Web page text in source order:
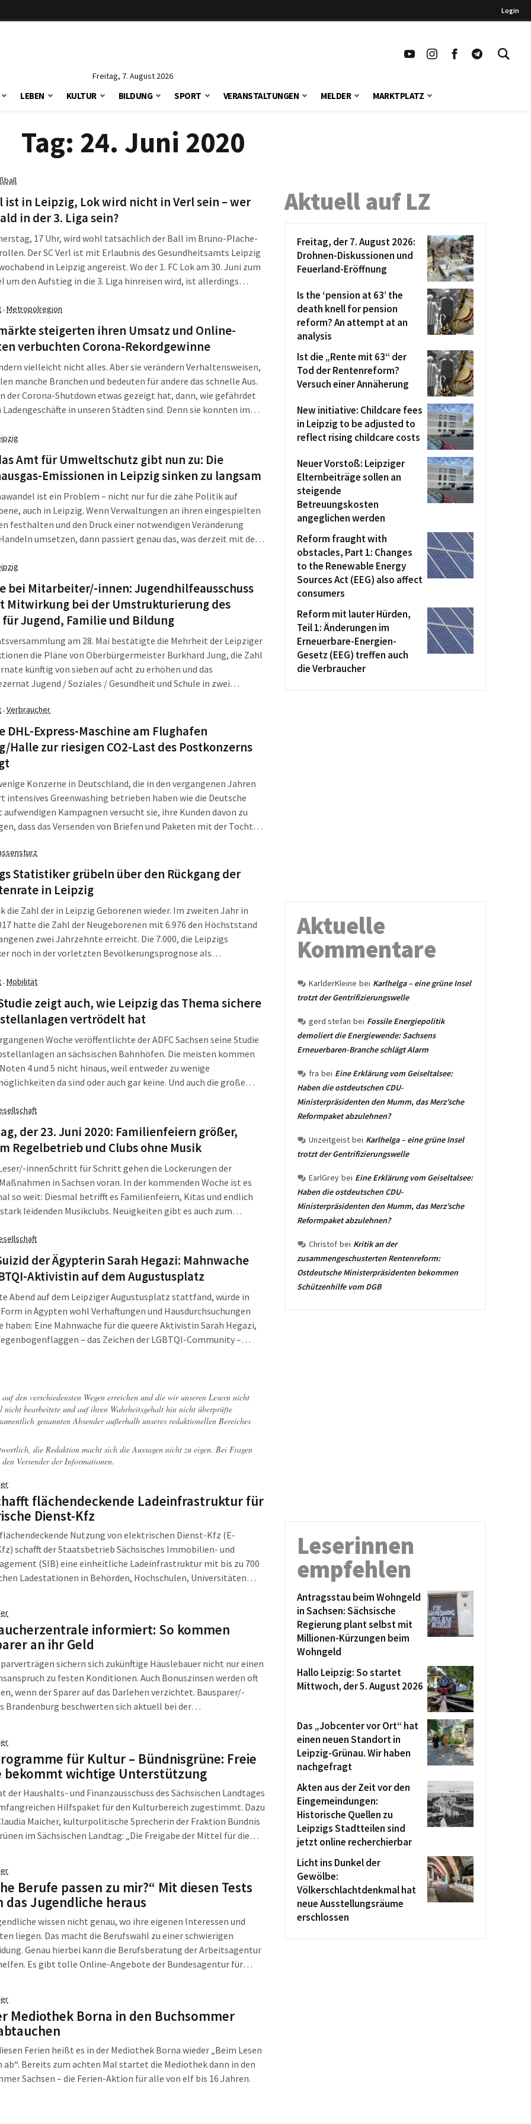
Login
Freitag, 7. August 2026
LEBEN KULTUR BILDUNG SPORT VERANSTALTUNGEN MELDER MARKTPLATZ
Tag: 24. Juni 2020
ist in Leipzig, Lok wird nicht in Verl sein – wer
in der 3. Liga sein?
17 Uhr, wird wohl tatsächlich der Ball im Bruno-Plache-
Der SC Verl ist mit Erlaubnis des Gesundheitsamts Leipzig
in Leipzig angereist. Wo der 1. FC Lok am 30. Juni zum
um den Aufstieg in die 3. Liga hinreisen wird, ist allerdings
Riegel vorgeschoben. Mehrere Optionen scheinen möglich,
kompliziert - wie auch die Frage, wer wohl die besseren Karten
hat.
· Metropolregion
steigerten ihren Umsatz und Online-
verbuchten Corona-Rekordgewinne
vielleicht nicht alles. Aber sie verändern Verhaltensweisen,
manche Branchen und bedeuten für andere das schnelle Aus.
der Corona-Shutdown etwas gezeigt hat, dann, wie gefährdet
in unseren Städten sind. Denn sie konnten im
der Gigant unter den Online-Händlern – er bekam noch mehr
Amt für Umweltschutz gibt nun zu: Die
Emissionen in Leipzig sinken zu langsam
ist ein Problem – nicht nur für die zähe Politik auf
auch in Leipzig. Wenn Verwaltungen an ihren eingespielten
festhalten und den Druck einer notwendigen Veränderung
umsetzen, dann passiert genau das, was derzeit mit der
ihre selbst gesetzten Ziele nicht. Und auch das Sofortpaket
Jung gegen den Klimanotstand hilft nicht die Bohne.
bei Mitarbeiter/-innen: Jugendhilfeausschuss
Mitwirkung bei der Umstrukturierung des
für Jugend, Familie und Bildung
am 28. Mai bestätigte die Mehrheit der Leipziger
die Pläne von Oberbürgermeister Burkhard Jung, die Zahl
künftig von sieben auf acht zu erhöhen und das
und Schule in zwei
und Bildung aufgeteilt wird, dazu gibt es unterschiedliche
zwischen Jugendhilfeausschuss und Verwaltung. Da knistert es
richtig.
· Verbraucher
DHL-Express-Maschine am Flughafen
Halle zur riesigen CO2-Last des Postkonzerns
Konzerne in Deutschland, die in den vergangenen Jahren
intensives Greenwashing betrieben haben wie die Deutsche
aufwendigen Kampagnen versucht sie, ihre Kunden davon zu
dass das Versenden von Briefen und Paketen mit der Tochter
mal die Mühe gemacht, die Reiseroute einiger bestellter
zu verfolgen. Und da spielte der Flughafen Leipzig/Halle eine
überraschende Rolle.
Statistiker grübeln über den Rückgang der
in Leipzig
die Zahl der in Leipzig Geborenen wieder. Im zweiten Jahr in
hatte die Zahl der Neugeborenen mit 6.976 den Höchststand
zwei Jahrzehnte erreicht. Die 7.000, die Leipzigs
noch in der vorletzten Bevölkerungsprognose als
des Amtes für Statistik und Wahlen, verblüfft. Denn die Zahl der
geburtsfähigen Alter war so hoch wie lange nicht.
· Mobilität
zeigt auch, wie Leipzig das Thema sichere
vertrödelt hat
Woche veröffentlichte der ADFC Sachsen seine Studie
an sächsischen Bahnhöfen. Die meisten kommen
4 und 5 nicht hinaus, weil entweder zu wenige
da sind oder auch gar keine. Und auch die große
noch einmal extra herausgearbeitet.
der 23. Juni 2020: Familienfeiern größer,
Regelbetrieb und Clubs ohne Musik
innenSchritt für Schritt gehen die Lockerungen der
in Sachsen voran. In der kommenden Woche ist es
so weit: Diesmal betrifft es Familienfeiern, Kitas und endlich
leidenden Musikclubs. Neuigkeiten gibt es auch zum
Die L-IZ fasst zusammen, was am Dienstag, den 23. Juni
und Sachsen wichtig war.
der Ägypterin Sarah Hegazi: Mahnwache
Aktivistin auf dem Augustusplatz
Abend auf dem Leipziger Augustusplatz stattfand, würde in
in Ägypten wohl Verhaftungen und Hausdurchsuchungen
haben: Eine Mahnwache für die queere Aktivistin Sarah Hegazi,
– das Zeichen der LGBTQI-Community –
den verschiedensten Wegen erreichen und die wir unseren Lesern nicht
bearbeitete und auf ihren Wahrheitsgehalt hin nicht überprüfte
genannten Absender außerhalb unseres redaktionellen Bereiches
die Redaktion macht sich die Aussagen nicht zu eigen. Bei Fragen
Versender der Informationen.
flächendeckende Ladeinfrastruktur für
Dienst-Kfz
Nutzung von elektrischen Dienst-Kfz (E-
schafft der Staatsbetrieb Sächsisches Immobilien- und
(SIB) eine einheitliche Ladeinfrastruktur mit bis zu 700
Ladestationen in Behörden, Hochschulen, Universitäten
informiert: So kommen
an ihr Geld
sichern sich zukünftige Häuslebauer nicht nur einen
zu festen Konditionen. Auch Bonuszinsen werden oft
wenn der Sparer auf das Darlehen verzichtet. Bausparer/-
Brandenburg beschwerten sich aktuell bei der
innen tun können.
für Kultur – Bündnisgrüne: Freie
bekommt wichtige Unterstützung
der Haushalts- und Finanzausschuss des Sächsischen Landtages
Hilfspaket für den Kulturbereich zugestimmt. Dazu
Maicher, kulturpolitische Sprecherin der Fraktion Bündnis
im Sächsischen Landtag: „Die Freigabe der Mittel für die
Berufe passen zu mir?“ Mit diesen Tests
das Jugendliche heraus
wissen nicht genau, wo ihre eigenen Interessen und
liegen. Das macht die Berufswahl zu einer schwierigen
Genau hierbei kann die Berufsberatung der Arbeitsagentur
Es gibt tolle Online-Angebote der Bundesagentur für
Mediothek Borna in den Buchsommer
Ferien heißt es in der Mediothek Borna wieder „Beim Lesen
ab“. Bereits zum achten Mal startet die Mediothek dann in den
Sachsen – die Ferien-Aktion für alle von elf bis 16 Jahren.
Aktuell auf LZ
Freitag, der 7. August 2026:
Drohnen-Diskussionen und
Feuerland-Eröffnung
Is the ‘pension at 63’ the
death knell for pension
reform? An attempt at an
analysis
Ist die „Rente mit 63“ der
Tod der Rentenreform?
Versuch einer Annäherung
New initiative: Childcare fees
in Leipzig to be adjusted to
reflect rising childcare costs
Neuer Vorstoß: Leipziger
Elternbeiträge sollen an
steigende
Betreuungskosten
angeglichen werden
Reform fraught with
obstacles, Part 1: Changes
to the Renewable Energy
Sources Act (EEG) also affect
consumers
Reform mit lauter Hürden,
Teil 1: Änderungen im
Erneuerbare-Energien-
Gesetz (EEG) treffen auch
die Verbraucher
Aktuelle
Kommentare
KarlderKleine bei Karlhelga – eine grüne Insel
trotzt der Gentrifizierungswelle
gerd stefan bei Fossile Energiepolitik
demoliert die Energiewende: Sachsens
Erneuerbaren-Branche schlägt Alarm
fra bei Eine Erklärung vom Geiseltalsee:
Haben die ostdeutschen CDU-
Ministerpräsidenten den Mumm, das Merz’sche
Reformpaket abzulehnen?
Unzeitgeist bei Karlhelga – eine grüne Insel
trotzt der Gentrifizierungswelle
EarlGrey bei Eine Erklärung vom Geiseltalsee:
Haben die ostdeutschen CDU-
Ministerpräsidenten den Mumm, das Merz’sche
Reformpaket abzulehnen?
Christof bei Kritik an der
zusammengeschusterten Rentenreform:
Ostdeutsche Ministerpräsidenten bekommen
Schützenhilfe vom DGB
Leserinnen
empfehlen
Antragsstau beim Wohngeld
in Sachsen: Sächsische
Regierung plant selbst mit
Millionen-Kürzungen beim
Wohngeld
Hallo Leipzig: So startet
Mittwoch, der 5. August 2026
Das „Jobcenter vor Ort“ hat
einen neuen Standort in
Leipzig-Grünau. Wir haben
nachgefragt
Akten aus der Zeit vor den
Eingemeindungen:
Historische Quellen zu
Leipzigs Stadtteilen sind
jetzt online recherchierbar
Licht ins Dunkel der
Gewölbe:
Völkerschlachtdenkmal hat
neue Ausstellungsräume
erschlossen